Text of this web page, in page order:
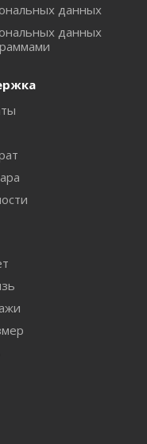
данных
данных